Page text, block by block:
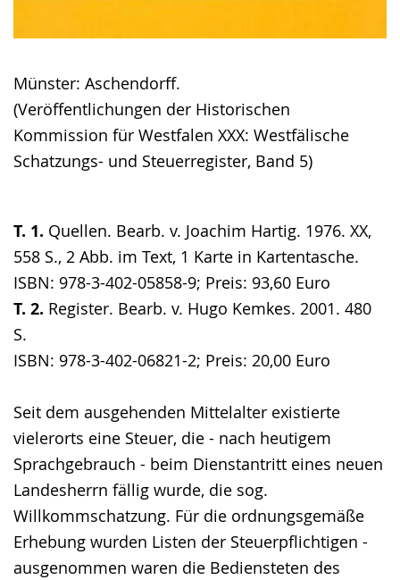
Münster: Aschendorff.
(Veröffentlichungen der Historischen
Kommission für Westfalen XXX: Westfälische
Schatzungs- und Steuerregister, Band 5)
T. 1. Quellen. Bearb. v. Joachim Hartig. 1976. XX,
558 S., 2 Abb. im Text, 1 Karte in Kartentasche.
ISBN: 978-3-402-05858-9; Preis: 93,60 Euro
T. 2. Register. Bearb. v. Hugo Kemkes. 2001. 480
S.
ISBN: 978-3-402-06821-2; Preis: 20,00 Euro
Seit dem ausgehenden Mittelalter existierte
vielerorts eine Steuer, die - nach heutigem
Sprachgebrauch - beim Dienstantritt eines neuen
Landesherrn fällig wurde, die sog.
Willkommschatzung. Für die ordnungsgemäße
Erhebung wurden Listen der Steuerpflichtigen -
ausgenommen waren die Bediensteten des